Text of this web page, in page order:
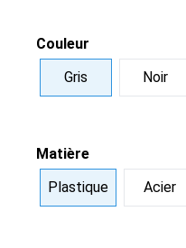
Couleur
Gris
Noir
Matière
Plastique
Acier